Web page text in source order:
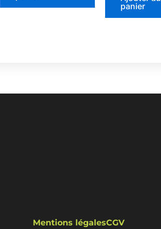
panier
Mentions légalesCGV